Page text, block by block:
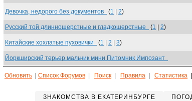
Девочка, недорого без документов (1 2)
Русский той длинношерстные и гладкошерстные (1 2)
Китайские хохлатые пуховички (1 2 3)
Йоркширский терьер.мальчик мини Питомник Импозант
Обновить Список Форумов Поиск Правила Статистика
ЗНАКОМСТВА В ЕКАТЕРИНБУРГЕ